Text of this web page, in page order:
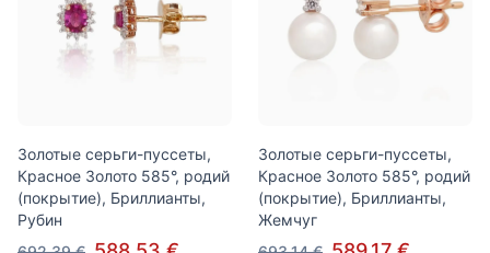
Золотые серьги-пуссеты,
Красное Золото 585°, родий
(покрытие), Бриллианты,
Рубин
Золотые серьги-пуссеты,
Красное Золото 585°, родий
(покрытие), Бриллианты,
Жемчуг